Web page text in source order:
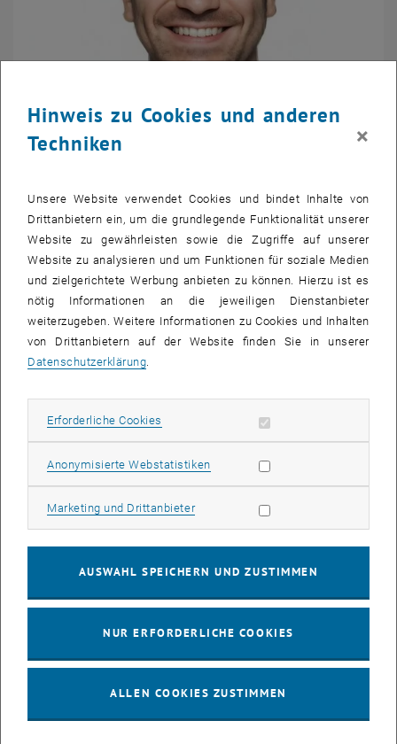
Professor | Universität für Bodenkultur (BOKU) | Österreich
>> Mehr Informationen , öffnet eine externe URL in einem neuen
Cornelius Geiger
, öffnet eine externe URL in einem neuen
Hinweis zu Cookies und anderen
Techniken
×
Unsere Website verwendet Cookies und bindet Inhalte von
Drittanbietern ein, um die grundlegende Funktionalität unserer
Website zu gewährleisten sowie die Zugriffe auf unserer
Website zu analysieren und um Funktionen für soziale Medien
und zielgerichtete Werbung anbieten zu können. Hierzu ist es
nötig Informationen an die jeweiligen Dienstanbieter
weiterzugeben. Weitere Informationen zu Cookies und Inhalten
von Drittanbietern auf der Website finden Sie in unserer
Datenschutzerklärung
Erforderliche Cookies Erforderliche Cookies zulassen
Anonymisierte WebstatistikenStatistik Cookies zulassen
Marketing und DrittanbieterMarketing Cookies zulassen
AUSWAHL SPEICHERN UND ZUSTIMMEN
NUR ERFORDERLICHE COOKIES
ALLEN COOKIES ZUSTIMMEN